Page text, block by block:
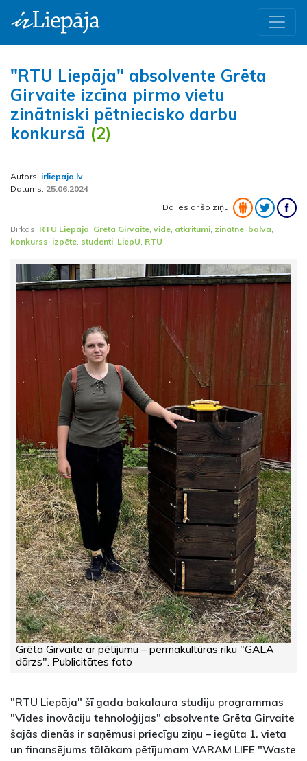
"RTU Liepāja" absolvente Grēta
Girvaite izcīna pirmo vietu
zinātniski pētniecisko darbu
konkursā (2)
Autors: irliepaja.lv
Datums: 25.06.2024
Dalies ar šo ziņu:
Birkas: RTU Liepāja Grēta Girvaite vide atkritumi zinātne balva
konkurss izpēte studenti LiepU RTU
Grēta Girvaite ar pētījumu – permakultūras rīku "GALA
dārzs". Publicitātes foto
"RTU Liepāja" šī gada bakalaura studiju programmas
"Vides inovāciju tehnoloģijas" absolvente Grēta Girvaite
šajās dienās ir saņēmusi priecīgu ziņu – iegūta 1. vieta
un finansējums tālākam pētījumam VARAM LIFE "Waste